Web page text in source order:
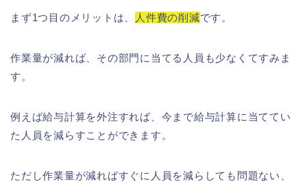
まず1つ目のメリットは、 人件費の削減です。
作業量が減れば、その部門に当てる人員も少なくてすみま
す。
例えば給与計算を外注すれば、今まで給与計算に当ててい
た人員を減らすことができます。
ただし作業量が減ればすぐに人員を減らしても問題ない、